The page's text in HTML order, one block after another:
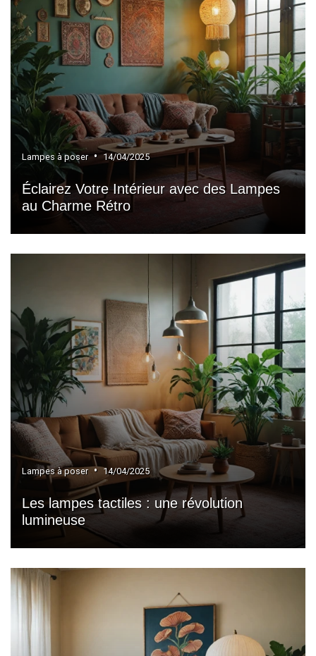
Lampes à poser • 14/04/2025
Éclairez Votre Intérieur avec des Lampes
au Charme Rétro
Lampes à poser • 14/04/2025
Les lampes tactiles : une révolution
lumineuse